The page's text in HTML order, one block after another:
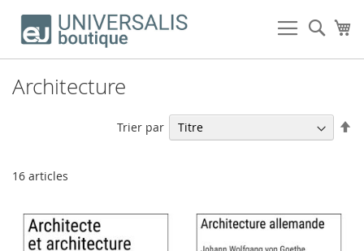
contenu
Architecture
16 articles
Trier par